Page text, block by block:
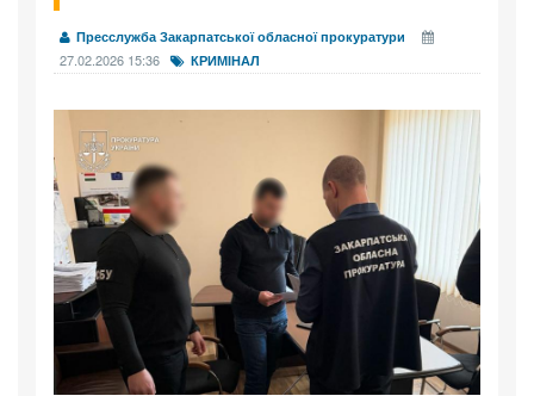
Пресслужба Закарпатської обласної прокуратури
27.02.2026 15:36 КРИМІНАЛ